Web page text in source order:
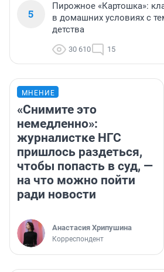
5
Пирожное «Картошка»:
в домашних условиях с
детства
30 610 15
МНЕНИЕ
«Снимите это
немедленно»:
журналистке НГС
пришлось раздеться,
чтобы попасть в суд, —
на что можно пойти
ради новости
Анастасия Хрипушина
Корреспондент